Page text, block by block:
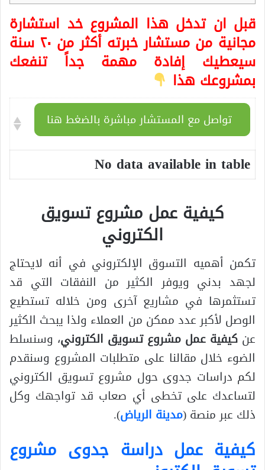
قبل ان تدخل هذا المشروع خد استشارة
مجانية من مستشار خبرته أكثر من ٢٠ سنة
سيعطيك إفادة مهمة جداً تنفعك
بمشروعك هذا
تواصل مع المستشار مباشرة بالضغط هنا
No data available in table
كيفية عمل مشروع تسويق
الكتروني
تكمن أهميه التسوق الإلكتروني في أنه لايحتاج
لجهد بدني ويوفر الكثير من النفقات التي قد
تستثمرها في مشاريع آخرى ومن خلاله تستطيع
الوصل لأكبر عدد ممكن من العملاء ولذا يبحث الكثير
عن كيفية عمل مشروع تسويق الكتروني، وسنسلط
الضوء خلال مقالنا على متطلبات المشروع وسنقدم
لكم دراسات جدوى حول مشروع تسويق الكتروني
لتساعدك على تخطى أي صعاب قد تواجهك وكل
ذلك عبر منصة (مدينة الرياض).
كيفية عمل دراسة جدوى مشروع